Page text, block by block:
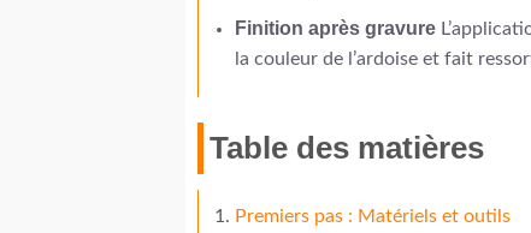
Finition après gravure
la couleur de l’ardoise et fait
Table des matières
Premiers pas : Matériels et outils